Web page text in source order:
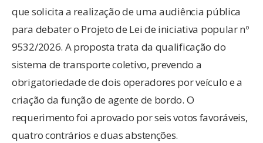
que solicita a realização de uma audiência pública
para debater o Projeto de Lei de iniciativa popular nº
9532/2026. A proposta trata da qualificação do
sistema de transporte coletivo, prevendo a
obrigatoriedade de dois operadores por veículo e a
criação da função de agente de bordo. O
requerimento foi aprovado por seis votos favoráveis,
quatro contrários e duas abstenções.